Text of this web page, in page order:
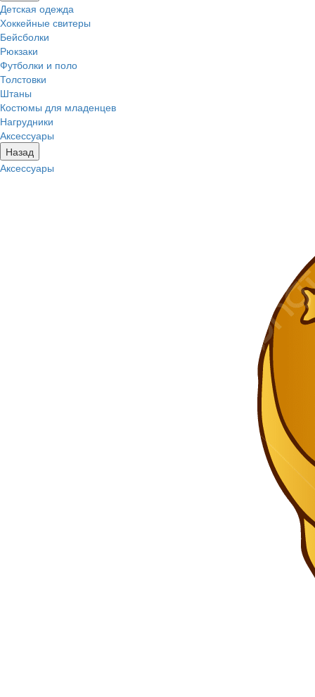
Детская одежда
Хоккейные свитеры
Бейсболки
Рюкзаки
Футболки и поло
Толстовки
Штаны
Костюмы для младенцев
Нагрудники
Аксессуары
Назад
Аксессуары